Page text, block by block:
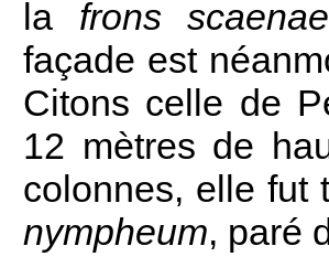
la frons scaenae
façade est
Citons celle de
12 mètres de
colonnes, elle fut
nympheum, paré